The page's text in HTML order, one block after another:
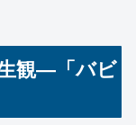
観—「バビ